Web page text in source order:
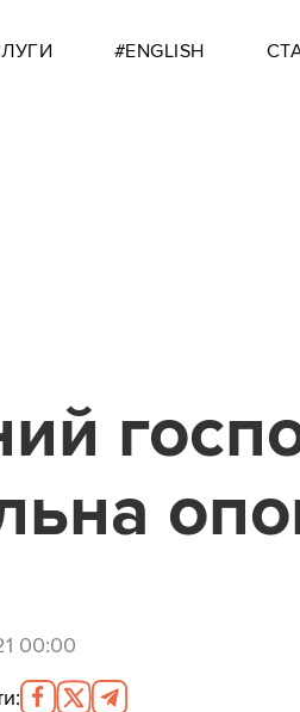
#ENGLISH
00:00
: